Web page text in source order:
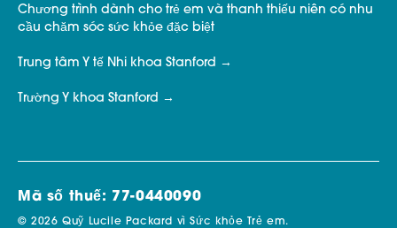
Chương trình dành cho trẻ em và thanh thiếu niên có nhu
cầu chăm sóc sức khỏe đặc biệt
Trung tâm Y tế Nhi khoa Stanford
Trường Y khoa Stanford
Mã số thuế: 77-0440090
© 2026 Quỹ Lucile Packard vì Sức khỏe Trẻ em.